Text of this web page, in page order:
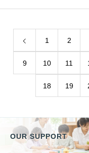
1 2
9 10 11
18 19
OUR SUPPORT